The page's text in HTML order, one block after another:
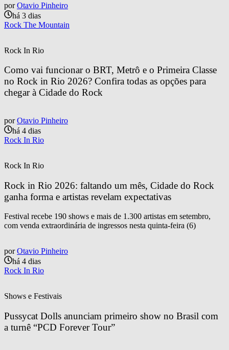
por Otavio Pinheiro
há 3 dias
Rock The Mountain
Rock In Rio
Como vai funcionar o BRT, Metrô e o Primeira Classe
no Rock in Rio 2026? Confira todas as opções para
chegar à Cidade do Rock
por Otavio Pinheiro
há 4 dias
Rock In Rio
Rock In Rio
Rock in Rio 2026: faltando um mês, Cidade do Rock
ganha forma e artistas revelam expectativas
Festival recebe 190 shows e mais de 1.300 artistas em setembro,
com venda extraordinária de ingressos nesta quinta-feira (6)
por Otavio Pinheiro
há 4 dias
Rock In Rio
Shows e Festivais
Pussycat Dolls anunciam primeiro show no Brasil com
a turnê “PCD Forever Tour”